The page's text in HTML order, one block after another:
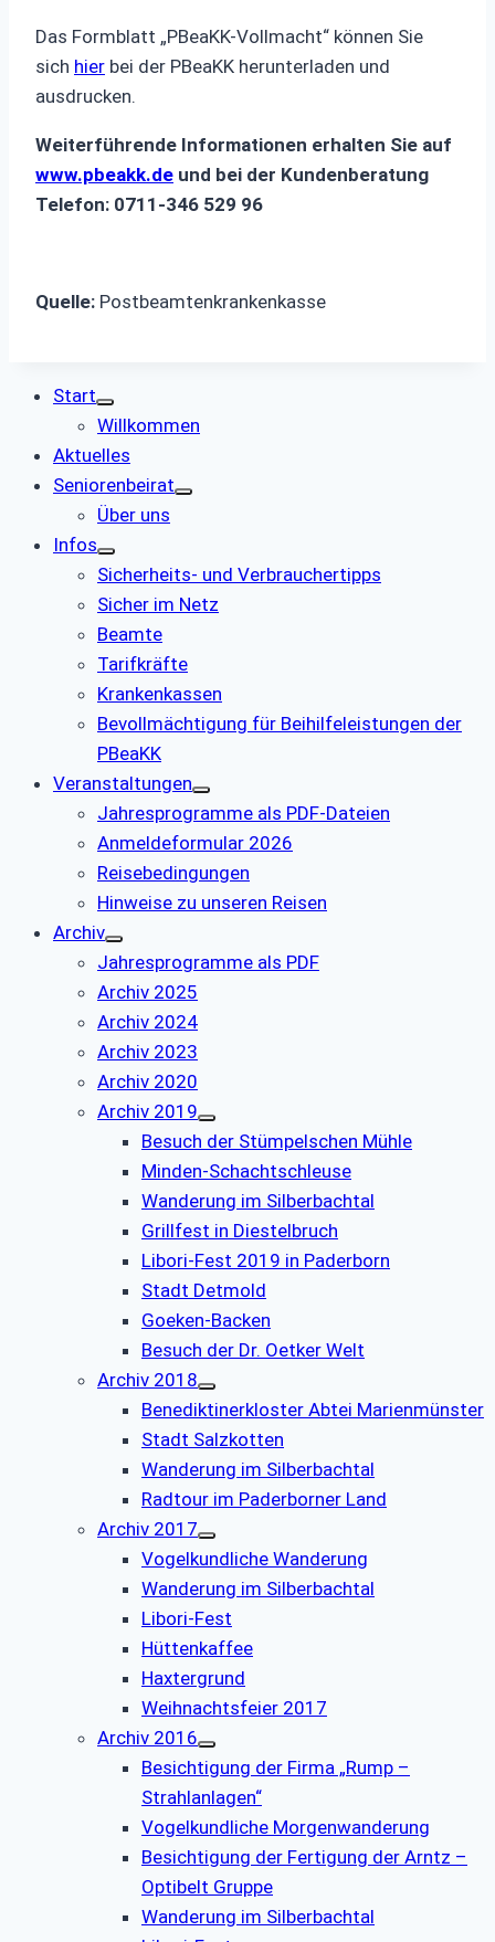
Das Formblatt „PBeaKK-Vollmacht“ können Sie
sich hier bei der PBeaKK herunterladen und
ausdrucken.
Weiterführende Informationen erhalten Sie auf
www.pbeakk.de und bei der Kundenberatung
Telefon: 0711-346 529 96
Quelle: Postbeamtenkrankenkasse
Start
Willkommen
Aktuelles
Seniorenbeirat
Über uns
Infos
Sicherheits- und Verbrauchertipps
Sicher im Netz
Beamte
Tarifkräfte
Krankenkassen
Bevollmächtigung für Beihilfeleistungen der
PBeaKK
Veranstaltungen
Jahresprogramme als PDF-Dateien
Anmeldeformular 2026
Reisebedingungen
Hinweise zu unseren Reisen
Archiv
Jahresprogramme als PDF
Archiv 2025
Archiv 2024
Archiv 2023
Archiv 2020
Archiv 2019
Besuch der Stümpelschen Mühle
Minden-Schachtschleuse
Wanderung im Silberbachtal
Grillfest in Diestelbruch
Libori-Fest 2019 in Paderborn
Stadt Detmold
Goeken-Backen
Besuch der Dr. Oetker Welt
Archiv 2018
Benediktinerkloster Abtei Marienmünster
Stadt Salzkotten
Wanderung im Silberbachtal
Radtour im Paderborner Land
Archiv 2017
Vogelkundliche Wanderung
Wanderung im Silberbachtal
Libori-Fest
Hüttenkaffee
Haxtergrund
Weihnachtsfeier 2017
Archiv 2016
Besichtigung der Firma „Rump –
Strahlanlagen“
Vogelkundliche Morgenwanderung
Besichtigung der Fertigung der Arntz –
Optibelt Gruppe
Wanderung im Silberbachtal